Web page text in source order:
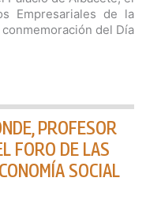
Empresariales de la
del Día
PROFESOR
FORO DE LAS
SOCIAL